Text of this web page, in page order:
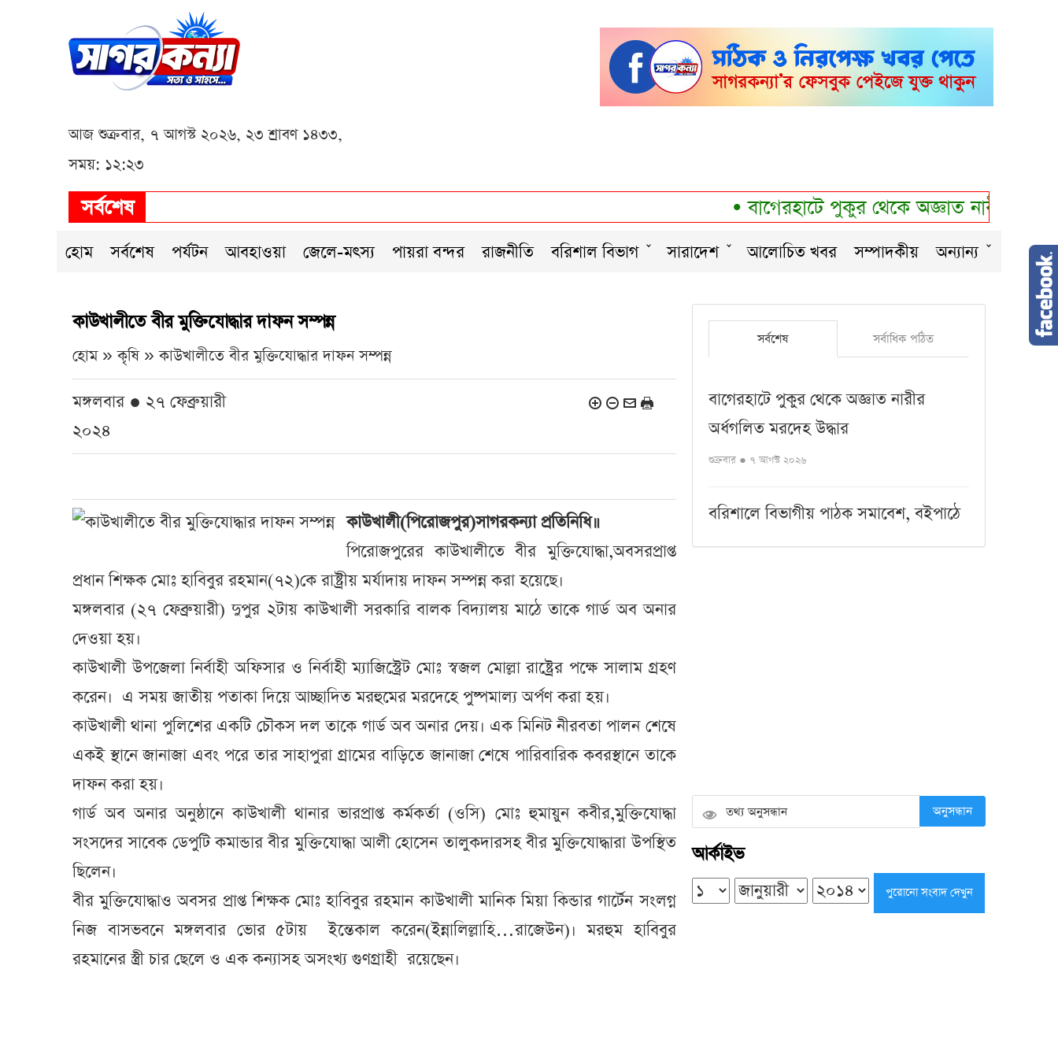
আজ শুক্রবার, ৭ আগস্ট ২০২৬, ২৩ শ্রাবণ ১৪৩৩,
সময়: ১২:২৩
সর্বশেষ বাগেরহাটে পুকুর থেকে অজ্ঞাত নারীর
হোম সর্বশেষ পর্যটন আবহাওয়া জেলে-মৎস্য পায়রা বন্দর রাজনীতি বরিশাল বিভাগ সারাদেশ আলোচিত খবর সম্পাদকীয় অন্যান্য
কাউখালীতে বীর মুক্তিযোদ্ধার দাফন সম্পন্ন
হোম » কৃষি »কাউখালীতে বীর মুক্তিযোদ্ধার দাফন সম্পন্ন
মঙ্গলবার ● ২৭ ফেব্রুয়ারী
২০২৪
কাউখালী(পিরোজপুর)সাগরকন্যা প্রতিনিধি॥
পিরোজপুরের কাউখালীতে বীর মুক্তিযোদ্ধা,অবসরপ্রাপ্ত
প্রধান শিক্ষক মোঃ হাবিবুর রহমান(৭২)কে রাষ্ট্রীয় মর্যাদায় দাফন সম্পন্ন করা হয়েছে।
মঙ্গলবার (২৭ ফেব্রুয়ারী) দুপুর ২টায় কাউখালী সরকারি বালক বিদ্যালয় মাঠে তাকে গার্ড অব অনার
দেওয়া হয়।
কাউখালী উপজেলা নির্বাহী অফিসার ও নির্বাহী ম্যাজিস্ট্রেট মোঃ স্বজল মোল্লা রাষ্ট্রের পক্ষে সালাম গ্রহণ
করেন। এ সময় জাতীয় পতাকা দিয়ে আচ্ছাদিত মরহুমের মরদেহে পুষ্পমাল্য অর্পণ করা হয়।
কাউখালী থানা পুলিশের একটি চৌকস দল তাকে গার্ড অব অনার দেয়। এক মিনিট নীরবতা পালন শেষে
একই স্থানে জানাজা এবং পরে তার সাহাপুরা গ্রামের বাড়িতে জানাজা শেষে পারিবারিক কবরস্থানে তাকে
দাফন করা হয়।
গার্ড অব অনার অনুষ্ঠানে কাউখালী থানার ভারপ্রাপ্ত কর্মকর্তা (ওসি) মোঃ হুমায়ুন কবীর,মুক্তিযোদ্ধা
সংসদের সাবেক ডেপুটি কমান্ডার বীর মুক্তিযোদ্ধা আলী হোসেন তালুকদারসহ বীর মুক্তিযোদ্ধারা উপস্থিত
ছিলেন।
বীর মুক্তিযোদ্ধাও অবসর প্রাপ্ত শিক্ষক মোঃ হাবিবুর রহমান কাউখালী মানিক মিয়া কিন্ডার গার্টেন সংলগ্ন
নিজ বাসভবনে মঙ্গলবার ভোর ৫টায় ইন্তেকাল করেন(ইন্নালিল্লাহি…রাজেউন)। মরহুম হাবিবুর
রহমানের স্ত্রী চার ছেলে ও এক কন্যাসহ অসংখ্য গুণগ্রাহী রয়েছেন।
সর্বশেষ সর্বাধিক পঠিত
বাগেরহাটে পুকুর থেকে অজ্ঞাত নারীর
অর্ধগলিত মরদেহ উদ্ধার
শুক্রবার ● ৭ আগস্ট ২০২৬
বরিশালে বিভাগীয় পাঠক সমাবেশ, বইপাঠে
আলোকিত সমাজ গড়ার আহ্বান
মির্জাগঞ্জে অবৈধ বালু উত্তোলনের অভিযোগে
দুই ড্রেজার জব্দ
বৃহস্পতিবার ● ৬ আগস্ট ২০২৬
অনুসন্ধান
আর্কাইভ